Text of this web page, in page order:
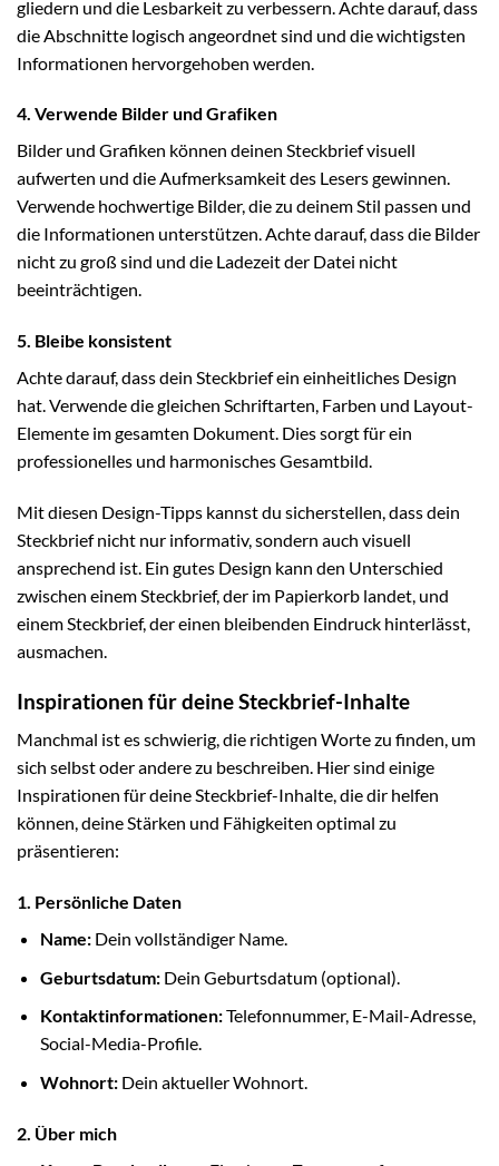
gliedern und die Lesbarkeit zu verbessern. Achte darauf, dass
die Abschnitte logisch angeordnet sind und die wichtigsten
Informationen hervorgehoben werden.
4. Verwende Bilder und Grafiken
Bilder und Grafiken können deinen Steckbrief visuell
aufwerten und die Aufmerksamkeit des Lesers gewinnen.
Verwende hochwertige Bilder, die zu deinem Stil passen und
die Informationen unterstützen. Achte darauf, dass die Bilder
nicht zu groß sind und die Ladezeit der Datei nicht
beeinträchtigen.
5. Bleibe konsistent
Achte darauf, dass dein Steckbrief ein einheitliches Design
hat. Verwende die gleichen Schriftarten, Farben und Layout-
Elemente im gesamten Dokument. Dies sorgt für ein
professionelles und harmonisches Gesamtbild.
Mit diesen Design-Tipps kannst du sicherstellen, dass dein
Steckbrief nicht nur informativ, sondern auch visuell
ansprechend ist. Ein gutes Design kann den Unterschied
zwischen einem Steckbrief, der im Papierkorb landet, und
einem Steckbrief, der einen bleibenden Eindruck hinterlässt,
ausmachen.
Inspirationen für deine Steckbrief-Inhalte
Manchmal ist es schwierig, die richtigen Worte zu finden, um
sich selbst oder andere zu beschreiben. Hier sind einige
Inspirationen für deine Steckbrief-Inhalte, die dir helfen
können, deine Stärken und Fähigkeiten optimal zu
präsentieren:
1. Persönliche Daten
Name:Dein vollständiger Name.
Geburtsdatum:Dein Geburtsdatum (optional).
Kontaktinformationen:Telefonnummer, E-Mail-Adresse,
Social-Media-Profile.
Wohnort:Dein aktueller Wohnort.
2. Über mich